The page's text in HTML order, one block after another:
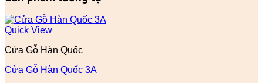
Quick View
Cửa Gỗ Hàn Quốc
Cửa Gỗ Hàn Quốc 3A